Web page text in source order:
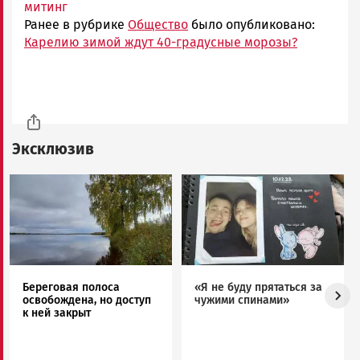
митинг
Ранее в рубрике Общество было опубликовано:
Карелию зимой ждут 40-градусные морозы?
Эксклюзив
Береговая полоса
освобождена, но доступ
к ней закрыт
Image
«Я не буду прятаться за
чужими спинами»